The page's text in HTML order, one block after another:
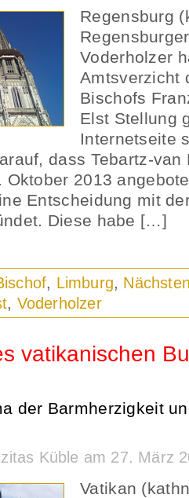
Regensburg
Voderholzer
Amtsverzicht
Bischofs
Elst Stellung
Internetseite
dass Tebartz-
Oktober 2013
Entscheidung mit
Diese habe […]
, Limburg,
, Voderholzer
vatikanischen
der Barmherzigkeit
Küble am 27. März
Vatikan